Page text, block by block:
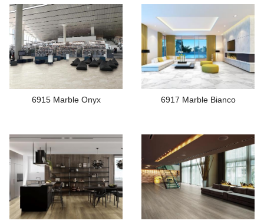
6915 Marble Onyx 6917 Marble Bianco